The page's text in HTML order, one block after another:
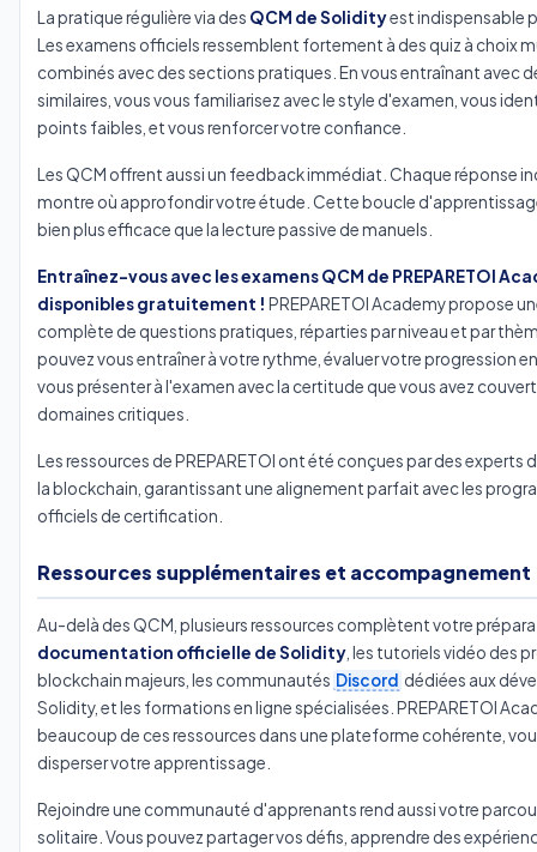
La pratique régulière via des QCM de Solidityest indispensable
Les examens officiels ressemblent fortement à des quiz à choix
combinés avec des sections pratiques. En vous entraînant avec
similaires, vous vous familiarisez avec le style d'examen, vous
points faibles, et vous renforcer votre confiance.
Les QCM offrent aussi un feedback immédiat. Chaque réponse
montre où approfondir votre étude. Cette boucle
bien plus efficace que la lecture passive de manuels.
Entraînez-vous avec les examens QCM de PREPARETOI
disponibles gratuitement ! PREPARETOI Academy propose
complète de questions pratiques, réparties par niveau et par
pouvez vous entraîner à votre rythme, évaluer votre progression
vous présenter à l'examen avec la certitude que vous avez
domaines critiques.
Les ressources de PREPARETOI ont été conçues par des experts
la blockchain, garantissant une alignement parfait avec les
officiels de certification.
Ressources supplémentaires et accompagnement
Au-delà des QCM, plusieurs ressources complètent votre
documentation officielle de Solidity, les tutoriels vidéo des
blockchain majeurs, les communautés Discord dédiées aux
Solidity, et les formations en ligne spécialisées. PREPARETOI
beaucoup de ces ressources dans une plateforme cohérente,
disperser votre apprentissage.
Rejoindre une communauté d'apprenants rend aussi votre
solitaire. Vous pouvez partager vos défis, apprendre des